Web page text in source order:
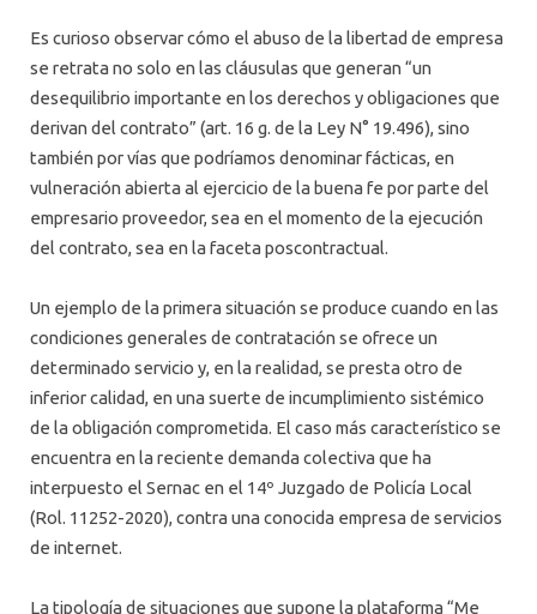
Es curioso observar cómo el abuso de la libertad de empresa
se retrata no solo en las cláusulas que generan “un
desequilibrio importante en los derechos y obligaciones que
derivan del contrato” (art. 16 g. de la Ley N° 19.496), sino
también por vías que podríamos denominar fácticas, en
vulneración abierta al ejercicio de la buena fe por parte del
empresario proveedor, sea en el momento de la ejecución
del contrato, sea en la faceta poscontractual.
Un ejemplo de la primera situación se produce cuando en las
condiciones generales de contratación se ofrece un
determinado servicio y, en la realidad, se presta otro de
inferior calidad, en una suerte de incumplimiento sistémico
de la obligación comprometida. El caso más característico se
encuentra en la reciente demanda colectiva que ha
interpuesto el Sernac en el 14º Juzgado de Policía Local
(Rol. 11252-2020), contra una conocida empresa de servicios
de internet.
La tipología de situaciones que supone la plataforma “Me